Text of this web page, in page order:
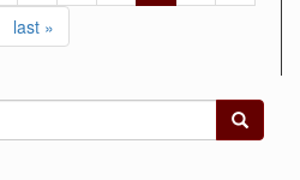
last »